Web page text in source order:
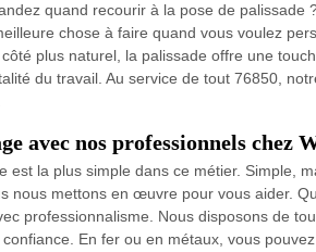
quand recourir à la pose de palissade
chose à faire quand vous voulez
plus naturel, la palissade offre une
du travail. Au service de tout 76850,
avec nos professionnels chez
est la plus simple dans ce métier. Simple,
nous mettons en œuvre pour vous aider.
professionnalisme. Nous disposons de
En fer ou en métaux, vous